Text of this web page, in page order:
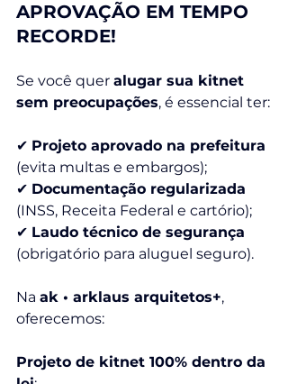
APROVAÇÃO EM TEMPO
RECORDE!
Se você quer alugar sua kitnet
sem preocupações, é essencial ter:
✔ Projeto aprovado na prefeitura
(evita multas e embargos);
✔ Documentação regularizada
(INSS, Receita Federal e cartório);
✔ Laudo técnico de segurança
(obrigatório para aluguel seguro).
Na ak • arklaus arquitetos+,
oferecemos:
Projeto de kitnet 100% dentro da